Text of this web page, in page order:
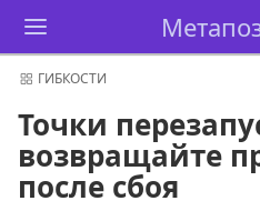
ГИБКОСТИ
Точки
возвращайте
после сбоя